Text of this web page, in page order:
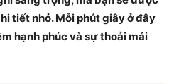
tiết nhỏ. Mỗi phút giây ở đây
hạnh phúc và sự thoải mái